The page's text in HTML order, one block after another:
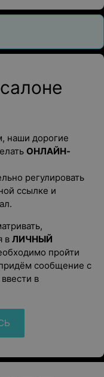
наши дорогие
ОНЛАЙН-
регулировать
ссылке и
в ЛИЧНЫЙ
пройти
сообщение с
в